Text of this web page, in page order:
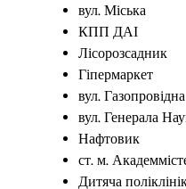
вул. Міська
КПП ДАІ
Лісорозсадник
Гіпермаркет
вул. Газопровідна
вул. Генерала
Нафтовик
ст. м.
Дитяча